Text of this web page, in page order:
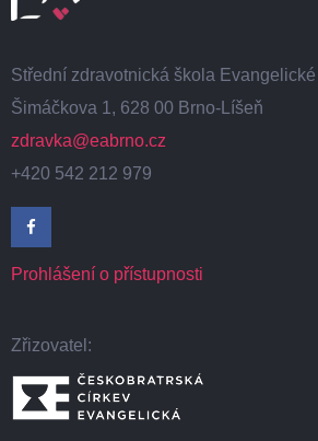
Střední zdravotnická škola
Šimáčkova 1, 628 00 Brno-Líšeň
zdravka@eabrno.cz
+420 542 212 979
Prohlášení o přístupnosti
Zřizovatel: